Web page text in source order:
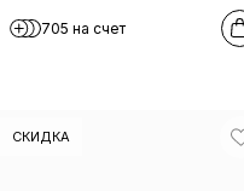
НА КЛАПАНЕ ОТ DI GREGORIO В
НЕЖНО-РОЗОВОМ ОТТЕНКЕ
705 на счет
СКИДКА